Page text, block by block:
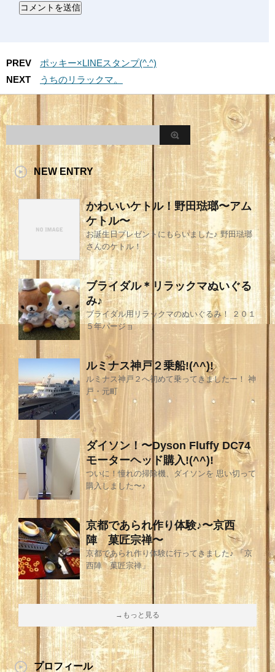
PREV
ポッキー×LINEスタンプ(^.^)
NEXT
うちのリラックマ。
NEW ENTRY
かわいいケトル！野田琺瑯〜アム
ケトル〜
お誕生日プレゼントにもらいました♪ 野田琺瑯
さんのケトル！
ブライダル＊リラックマぬいぐる
み♪
ブライダル用リラックマのぬいぐるみ！ ２０１
５年バージョ
ルミナス神戸２乗船!(^^)!
ルミナス神戸２へ初めて乗ってきましたー！ 神
戸・元町
ダイソン！〜Dyson Fluffy DC74
モーターヘッド購入!(^^)!
ついに！憧れの掃除機、ダイソンを 思い切って
購入しました〜♪
京都であられ作り体験♪〜京西
陣 菓匠宗禅〜
京都であられ作り体験に行ってきました♪ 「京
西陣 菓匠宗禅」
→もっと見る
プロフィール